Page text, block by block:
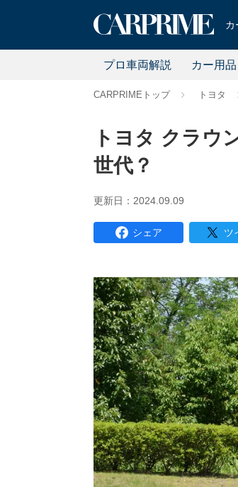
カ
プロ車両解説 カー用品
CARPRIMEトップ トヨタ
トヨタ クラウ
世代？
更新日：2024.09.09
シェア ツ